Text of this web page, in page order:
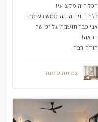
הכל היה מקצועי!
כל החוויה היתה ממש נעימה!
אני כבר חושבת על רכישה
הבאה!
תודה רבה
צמיחה עדינה